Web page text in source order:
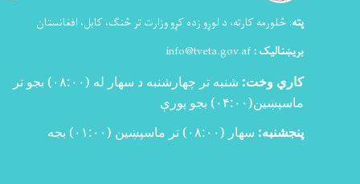
پته: څلورمه کارته، د لوړو زده کړو وزارت تر څنګ، کابل، افغانستان
بریښنالیک : info@tveta.gov.af
کاري وخت: شنبه تر چهارشنبه د سهار له (۰۸:۰۰)
بجو تر
ماسپښین(۰۴:۰۰)
بجو پورې
پنجشنبه: سهار (۰۸:۰۰) تر ماسپښین (۰۱:۰۰) بجه